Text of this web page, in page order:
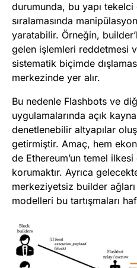
durumunda, bu yapı
sıralamasında
yaratabilir. Örneğin,
gelen işlemleri reddetmesi
sistematik biçimde
merkezinde yer alır.
Bu nedenle Flashbots ve
uygulamalarında açık
denetlenebilir altyapılar
getirmiştir. Amaç, hem
de Ethereum’un temel
korumaktır. Ayrıca
merkeziyetsiz builder
modelleri bu tartışmaları